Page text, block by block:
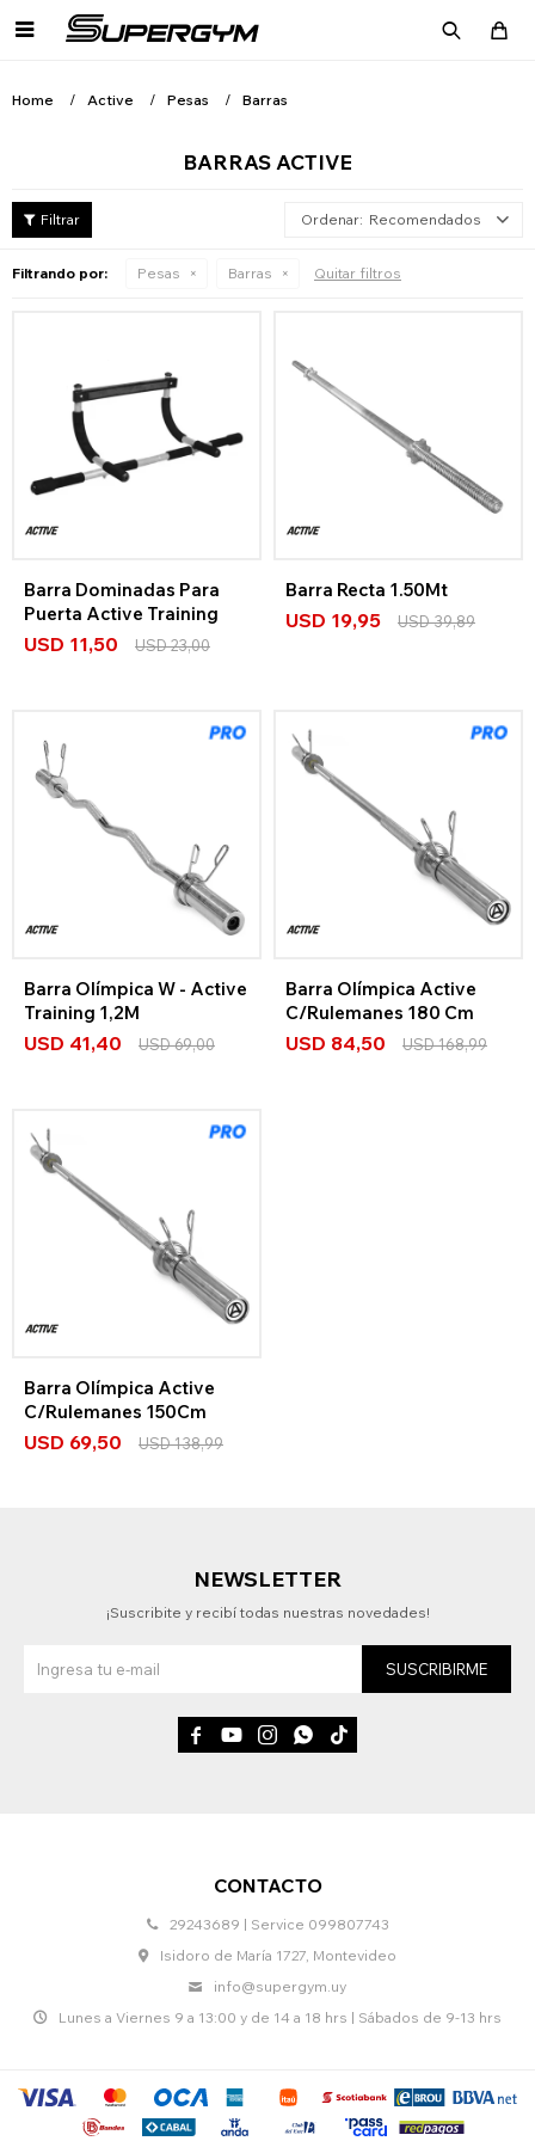

Home Active Pesas Barras
BARRAS ACTIVE
Recomendados
Filtrando por: Pesas Barras Quitar filtros
Barra Dominadas Para
Puerta Active Training
USD 11,50 USD23,00
Barra Recta 1.50Mt
USD 19,95 USD39,89
Barra Olímpica W - Active
Training 1,2M
USD 41,40 USD69,00
Barra Olímpica Active
C/Rulemanes 180 Cm
USD 84,50 USD168,99
Barra Olímpica Active
C/Rulemanes 150Cm
USD 69,50 USD138,99
CONTACTO
29243689 | Service 099807743
Isidoro de María 1727, Montevideo
info@supergym.uy
Lunes a Viernes 9 a 13:00 y de 14 a 18 hrs | Sábados de 9-13 hrs
NEWSLETTER
¡Suscribite y recibí todas nuestras novedades!
SUSCRIBIRME
    